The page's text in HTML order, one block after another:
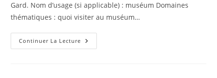
Gard. Nom d’usage (si applicable) : muséum Domaines
thématiques : quoi visiter au muséum…
Continuer La Lecture